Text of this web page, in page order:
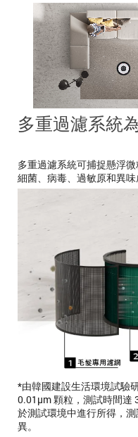
多重過濾系統
多重過濾系統可捕捉懸浮微
細菌、病毒、過敏原和異味
*由韓國建設生活環境試驗
0.01μm 顆粒，測試時間達
於測試環境中進行所得，
異。